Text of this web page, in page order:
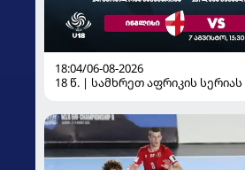
18:04/06-08-2026
18 წ. | სამხრეთ აფრიკის